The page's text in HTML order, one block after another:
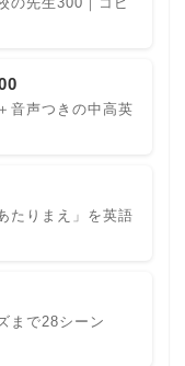
音声つきの中高英
たりまえ」を英語
まで28シーン